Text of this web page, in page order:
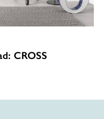
CROSS